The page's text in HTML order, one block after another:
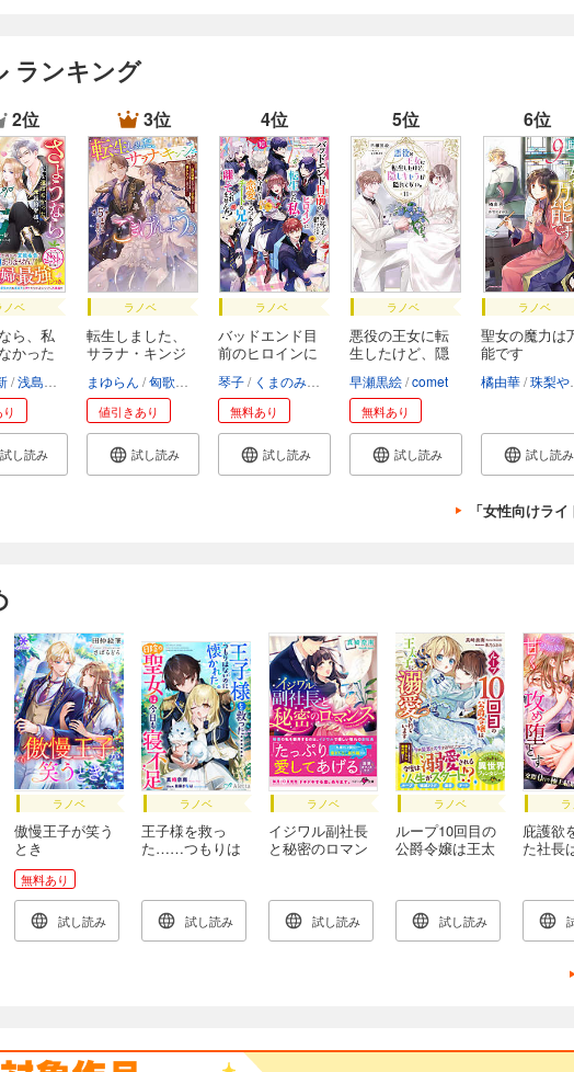
ランキング
2位
ノベ
ら、私
かった
浅島ヨシユキ
試し読み
3位
ラノベ
転生しました、
サラナ・キンジ
まゆらん 匈歌ハトリ
値引きあり
試し読み
4位
ラノベ
バッドエンド目
前のヒロインに
琴子 くまのみ鮭 彩月つかさ
無料あり
試し読み
5位
ラノベ
悪役の王女に転
生したけど、隠
早瀬黒絵 comet
無料あり
試し読み
6位
ラノベ
聖女の魔力は
能です
橘由華 珠梨やすゆき
試し読み
「女性向けラ
ラノベ
傲慢王子が笑う
とき
無料あり
試し読み
ラノベ
王子様を救っ
た……つもりは
は今日も寝不足
試し読み
ラノベ
イジワル副社長
と秘密のロマン
試し読み
ラノベ
ループ10回目の
公爵令嬢は王太
試し読み
庇護欲
た社長